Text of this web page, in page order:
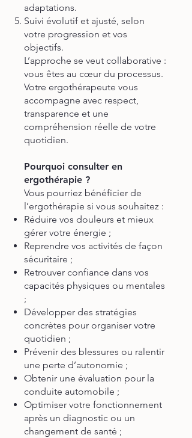
adaptations.
Suivi évolutif et ajusté, selon
votre progression et vos
objectifs.
L’approche se veut collaborative :
vous êtes au cœur du processus.
Votre ergothérapeute vous
accompagne avec respect,
transparence et une
compréhension réelle de votre
quotidien.
Pourquoi consulter en
ergothérapie ?
Vous pourriez bénéficier de
l’ergothérapie si vous souhaitez :
Réduire vos douleurs et mieux
gérer votre énergie ;
Reprendre vos activités de façon
sécuritaire ;
Retrouver confiance dans vos
capacités physiques ou mentales
;
Développer des stratégies
concrètes pour organiser votre
quotidien ;
Prévenir des blessures ou ralentir
une perte d’autonomie ;
Obtenir une évaluation pour la
conduite automobile ;
Optimiser votre fonctionnement
après un diagnostic ou un
changement de santé ;